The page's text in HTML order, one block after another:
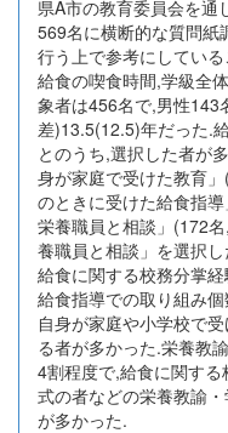
県A市の教育委員会を通
569名に横断的な質問紙
行う上で参考にしてい
給食の喫食時間,学級全
象者は456名で,男性143
差)13.5(12.5)年だった.
とのうち,選択した者が
身が家庭で受けた教育
のときに受けた給食指
栄養職員と相談」(172
養職員と相談」を選択
給食に関する校務分掌
給食指導での取り組み
自身が家庭や小学校で
る者が多かった.栄養教
4割程度で,給食に関す
式の者などの栄養教諭
が多かった.